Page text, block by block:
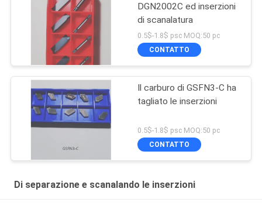
DGN2002C ed inserzioni
di scanalatura
0.5$-1.8$ psc MOQ:50 pc
CONTATTO
Il carburo di GSFN3-C ha
tagliato le inserzioni
0.5$-1.8$ psc MOQ:50 pc
CONTATTO
Di separazione e scanalando le inserzioni